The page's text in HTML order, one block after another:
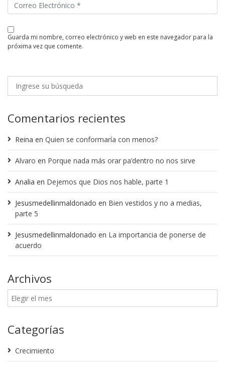
guarda mi nombre, correo electrónico y web en este navegador para la
próxima vez que comente.
Comentarios recientes
Reina en Quien se conformaría con menos?
Alvaro en Porque nada más orar pa’dentro no nos sirve
Analia en Dejemos que Dios nos hable, parte 1
Jesusmedellinmaldonado en Bien vestidos y no a medias,
parte 5
Jesusmedellinmaldonado en La importancia de ponerse de
acuerdo
Archivos
Categorías
Crecimiento